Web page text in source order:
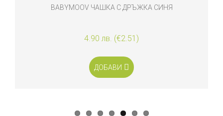
BABYMOOV ЧАШКА С ДРЪЖКА СИНЯ
4.90 лв. (€2.51)
ДОБАВИ